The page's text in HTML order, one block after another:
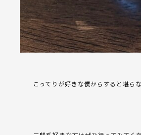
こってりが好きな僕からすると堪ら